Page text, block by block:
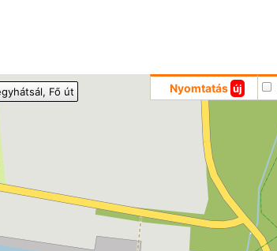
Nyomtatás új
, Fő út